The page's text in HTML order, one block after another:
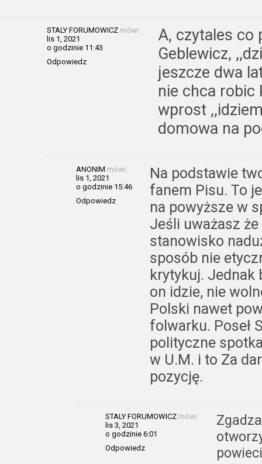
STALY FORUMOWICZ mówi:
lis 1, 2021
o godzinie 11:43
Odpowiedz
A, czytales co
Geblewicz,
jeszcze dwa
nie chca robic
wprost
domowa na
ANONIM mówi:
lis 1, 2021
o godzinie 15:46
Odpowiedz
Na podstawie
fanem Pisu. To
na powyższe w
Jeśli uważasz
stanowisko
sposób nie
krytykuj. Jednak
on idzie, nie
Polski nawet
folwarku. Poseł
polityczne
w U.M. i to Za
pozycję.
STALY FORUMOWICZ mówi:
lis 3, 2021
o godzinie 6:01
Odpowiedz